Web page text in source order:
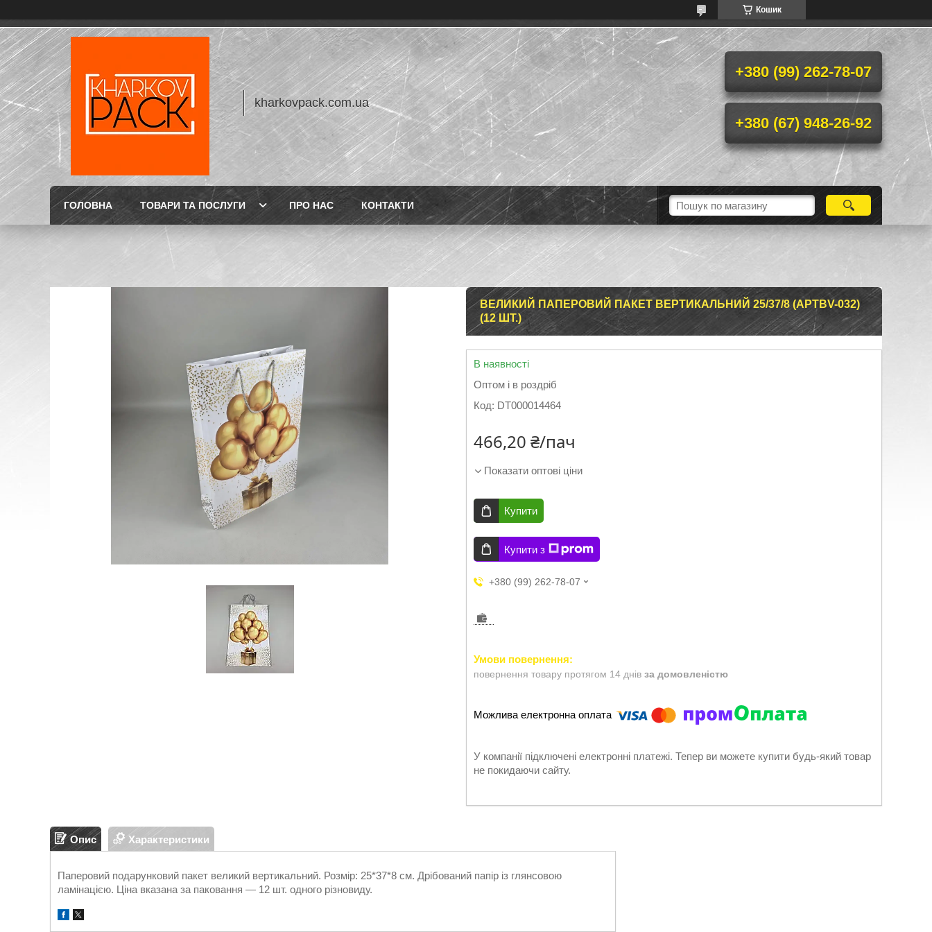
Кошик
kharkovpack.com.ua
+380 (99) 262-78-07
+380 (67) 948-26-92
ГОЛОВНА ТОВАРИ ТА ПОСЛУГИ ПРО НАС КОНТАКТИ
ВЕЛИКИЙ ПАПЕРОВИЙ ПАКЕТ ВЕРТИКАЛЬНИЙ 25/37/8 (АРТBV-032)
(12 ШТ.)
В наявності
Оптом і в роздріб
Код: DT000014464
466,20 ₴/пач
Показати оптові ціни
Купити
Купити з
+380 (99) 262-78-07
повернення товару протягом 14 днів за домовленістю
У компанії підключені електронні платежі. Тепер ви можете купити будь-який товар
не покидаючи сайту.
Опис Характеристики
Паперовий подарунковий пакет великий вертикальний. Розмір: 25*37*8 см. Дрібований папір із глянсовою
ламінацією. Ціна вказана за паковання — 12 шт. одного різновиду.